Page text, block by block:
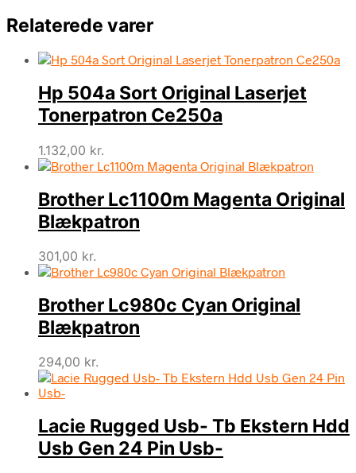
Relaterede varer
Hp 504a Sort Original Laserjet
Tonerpatron Ce250a
1.132,00 kr.
Brother Lc1100m Magenta Original
Blækpatron
301,00 kr.
Brother Lc980c Cyan Original
Blækpatron
294,00 kr.
Lacie Rugged Usb- Tb Ekstern Hdd
Usb Gen 24 Pin Usb-